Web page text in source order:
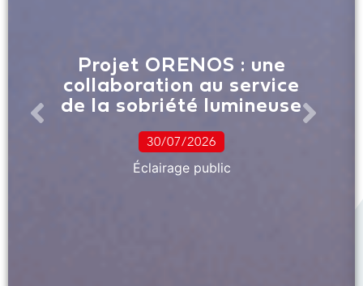
Projet ORENOS : une
collaboration au service
de la sobriété lumineuse
30/07/2026
Éclairage public